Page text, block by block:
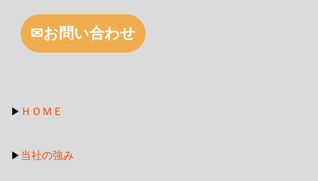
✉お問い合わせ
▶ ＨＯＭＥ
▶ 当社の強み